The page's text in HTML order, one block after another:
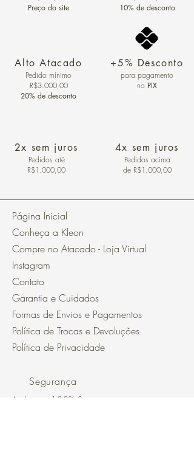
Preço do site
Alto Atacado
Pedido mínimo
R$3.000,00
20% de desconto
2x sem juros
Pedidos até
R$1.000,00
10% de desconto
+5% Desconto
para pagamento
no PIX
4x sem juros
Pedidos acima
de R$1.000,00
Página Inicial
Conheça a Kleon
Compre no Atacado - Loja Virtual
Instagram
Contato
Garantia e Cuidados
Formas de Envios e Pagamentos
Política de Trocas e Devoluções
Política de Privacidade
Segurança
Ambiente 100% Seguro.